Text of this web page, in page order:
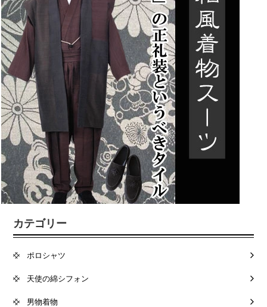
カテゴリー
ポロシャツ
天使の綿シフォン
男物着物